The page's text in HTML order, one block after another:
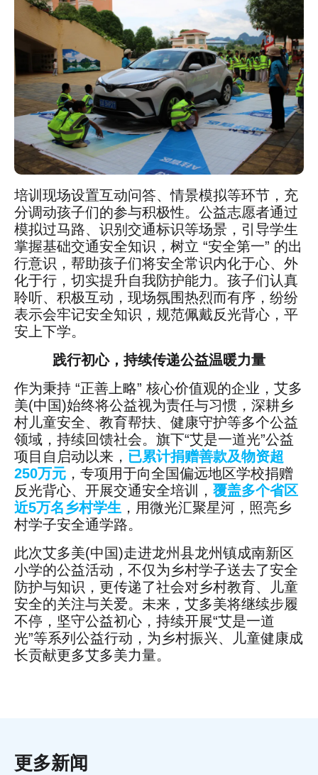
培训现场设置互动问答、情景模拟等环节，充
分调动孩子们的参与积极性。公益志愿者通过
模拟过马路、识别交通标识等场景，引导学生
掌握基础交通安全知识，树立 “安全第一” 的出
行意识，帮助孩子们将安全常识内化于心、外
化于行，切实提升自我防护能力。孩子们认真
聆听、积极互动，现场氛围热烈而有序，纷纷
表示会牢记安全知识，规范佩戴反光背心，平
安上下学。
践行初心，持续传递公益温暖力量
作为秉持 “正善上略” 核心价值观的企业，艾多
美(中国)始终将公益视为责任与习惯，深耕乡
村儿童安全、教育帮扶、健康守护等多个公益
领域，持续回馈社会。旗下“艾是一道光”公益
项目自启动以来， 已累计捐赠善款及物资超
250万元 ，专项用于向全国偏远地区学校捐赠
反光背心、开展交通安全培训， 覆盖多个省区
近5万名乡村学生 ，用微光汇聚星河，照亮乡
村学子安全通学路。
此次艾多美(中国)走进龙州县龙州镇成南新区
小学的公益活动，不仅为乡村学子送去了安全
防护与知识，更传递了社会对乡村教育、儿童
安全的关注与关爱。未来，艾多美将继续步履
不停，坚守公益初心，持续开展“艾是一道
光”等系列公益行动，为乡村振兴、儿童健康成
长贡献更多艾多美力量。
更多新闻